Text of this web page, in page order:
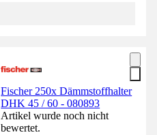
Fischer 250x Dämmstoffhalter
DHK 45 / 60 - 080893
Artikel wurde noch nicht
bewertet.